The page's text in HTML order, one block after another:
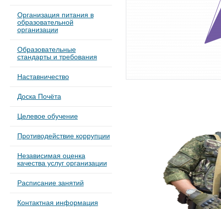
Организация питания в
образовательной
организации
Образовательные
стандарты и требования
Наставничество
Доска Почёта
Целевое обучение
Противодействие коррупции
Независимая оценка
качества услуг организации
Расписание занятий
Контактная информация